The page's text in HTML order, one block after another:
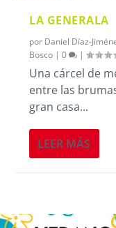
LA GENERALA
por Daniel Díaz-
Bosco |0 |
Una cárcel de
entre las
gran casa...
LEER MÁS